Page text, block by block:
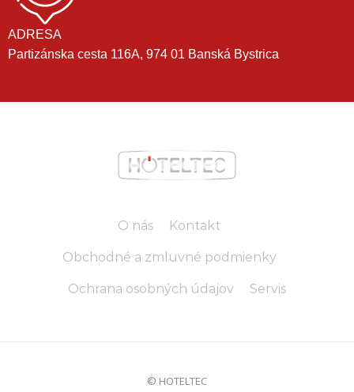
ADRESA
Partizánska cesta 116A, 974 01 Banská Bystrica
O nás Kontakt
Obchodné a zmluvné podmienky
Ochrana osobných údajov Servis
© HOTELTEC